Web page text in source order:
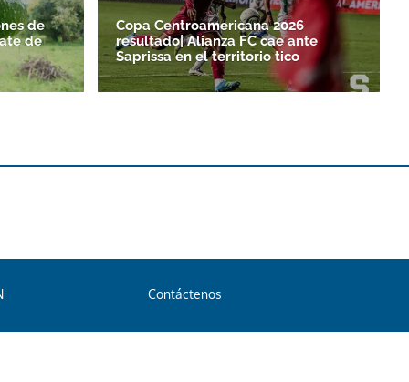
de
de
Copa Centroamericana 2026
resultado| Alianza FC cae ante
Saprissa en el territorio tico
Contáctenos